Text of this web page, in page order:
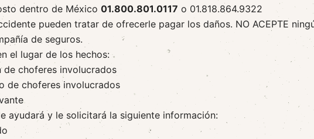
dentro de México 01.800.801.0117 o 01.818.864.9322
pueden tratar de ofrecerle pagar los daños. NO ACEPTE
de seguros.
el lugar de los hechos:
choferes involucrados
de choferes involucrados
ayudará y le solicitará la siguiente información: